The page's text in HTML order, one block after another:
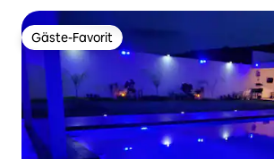
Gäste-Favorit
Gäste-Favorit